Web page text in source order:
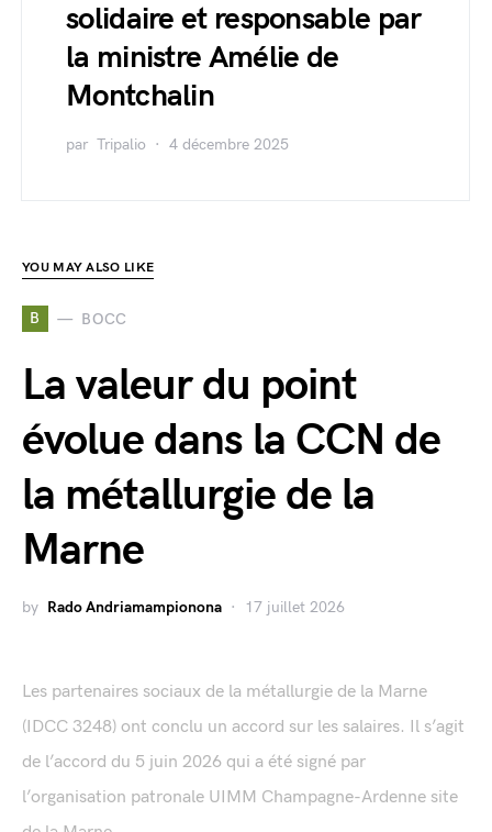
solidaire et responsable par
la ministre Amélie de
Montchalin
par Tripalio 4 décembre 2025
YOU MAY ALSO LIKE
B BOCC
La valeur du point
évolue dans la CCN de
la métallurgie de la
Marne
by Rado Andriamampionona 17 juillet 2026
Les partenaires sociaux de la métallurgie de la Marne
(IDCC 3248) ont conclu un accord sur les salaires. Il s’agit
de l’accord du 5 juin 2026 qui a été signé par
l’organisation patronale UIMM Champagne-Ardenne site